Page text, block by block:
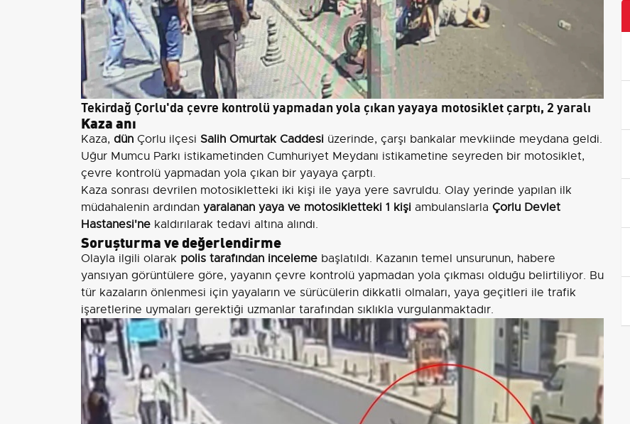
Tekirdağ Çorlu'da çevre kontrolü yapmadan yola çıkan yayaya motosiklet çarptı, 2 yaralı
Kaza anı
Kaza, dün Çorlu ilçesi Salih Omurtak Caddesi üzerinde, çarşı bankalar mevkiinde meydana geldi.
Uğur Mumcu Parkı istikametinden Cumhuriyet Meydanı istikametine seyreden bir motosiklet,
çevre kontrolü yapmadan yola çıkan bir yayaya çarptı.
Kaza sonrası devrilen motosikletteki iki kişi ile yaya yere savruldu. Olay yerinde yapılan ilk
müdahalenin ardından yaralanan yaya ve motosikletteki 1 kişi ambulanslarla Çorlu Devlet
Hastanesi'ne kaldırılarak tedavi altına alındı.
Soruşturma ve değerlendirme
Olayla ilgili olarak polis tarafından inceleme başlatıldı. Kazanın temel unsurunun, habere
yansıyan görüntülere göre, yayanın çevre kontrolü yapmadan yola çıkması olduğu belirtiliyor. Bu
tür kazaların önlenmesi için yayaların ve sürücülerin dikkatli olmaları, yaya geçitleri ile trafik
işaretlerine uymaları gerektiği uzmanlar tarafından sıklıkla vurgulanmaktadır.